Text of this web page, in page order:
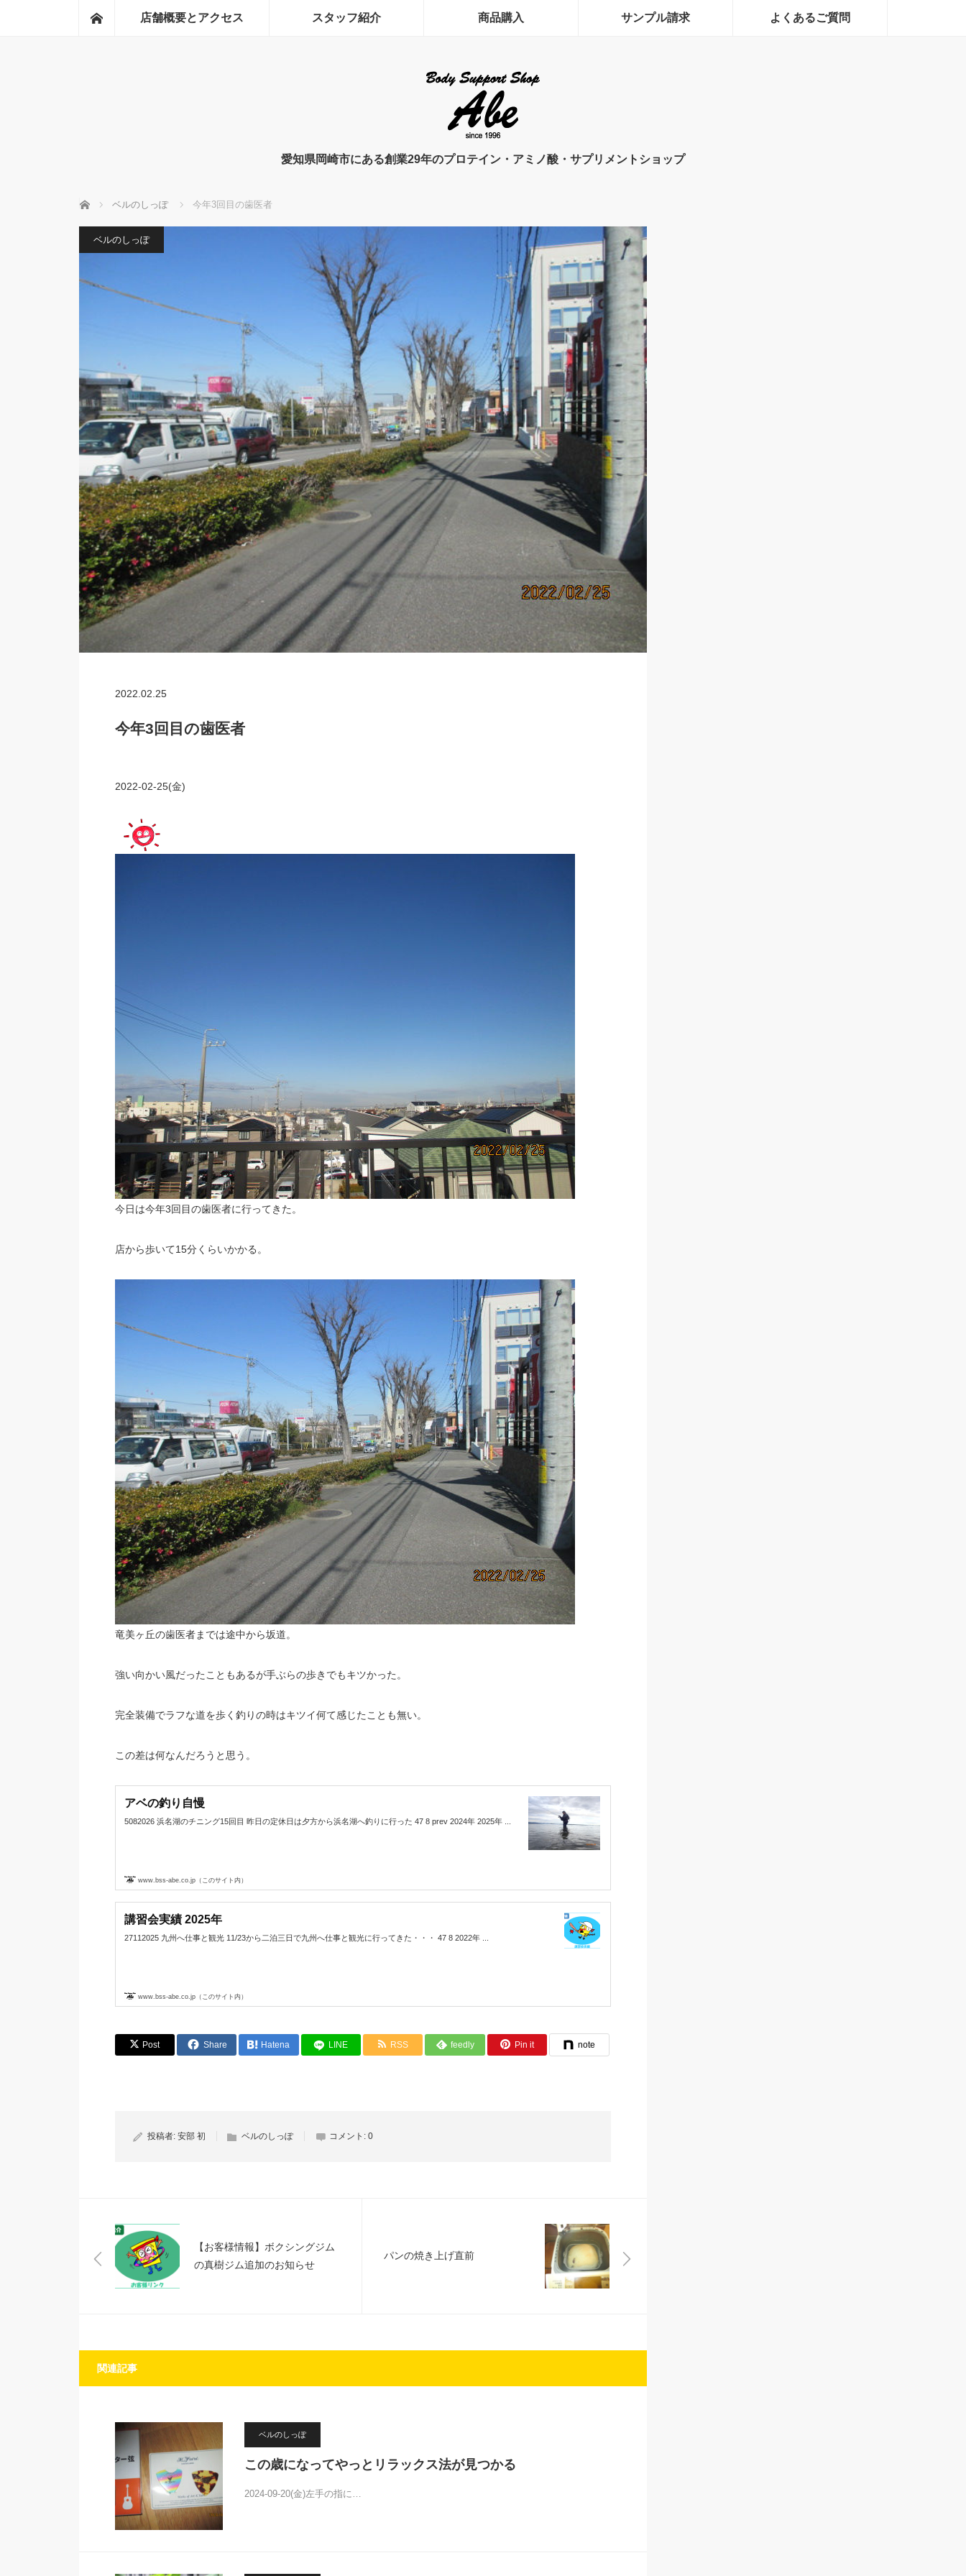
ホーム店舗概要とアクセス スタッフ紹介 商品購入 サンプル請求 よくあるご質問
愛知県岡崎市にある創業29年のプロテイン・アミノ酸・サプリメントショップ
ホーム ベルのしっぽ 今年3回目の歯医者
ベルのしっぽ
2022.02.25
今年3回目の歯医者
2022-02-25(金)
今日は今年3回目の歯医者に行ってきた。
店から歩いて15分くらいかかる。
竜美ヶ丘の歯医者までは途中から坂道。
強い向かい風だったこともあるが手ぶらの歩きでもキツかった。
完全装備でラフな道を歩く釣りの時はキツイ何て感じたことも無い。
この差は何なんだろうと思う。
アベの釣り自慢
5082026 浜名湖のチニング15回目 昨日の定休日は夕方から浜名湖へ釣りに行った 47 8 prev 2024年 2025年 ...
www.bss-abe.co.jp（このサイト内）
講習会実績 2025年
27112025 九州へ仕事と観光 11/23から二泊三日で九州へ仕事と観光に行ってきた・・・ 47 8 2022年 ...
www.bss-abe.co.jp（このサイト内）
Post Share Hatena LINE RSS feedly Pin it note
投稿者: 安部 初 ベルのしっぽ コメント: 0
【お客様情報】ボクシングジム
の真樹ジム追加のお知らせ
パンの焼き上げ直前
関連記事
ベルのしっぽ
この歳になってやっとリラックス法が見つかる
2024-09-20(金)左手の指に…